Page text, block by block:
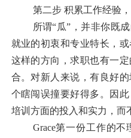
第二步 积累工作经验
所谓“瓜”，并非你既
就业的初衷和专业特长，
这样的方向，求职也有一
合。对新人来说，有良好
个瞎闯误撞要好得多。因
培训方面的投入和实力，而
Grace第一份工作的不